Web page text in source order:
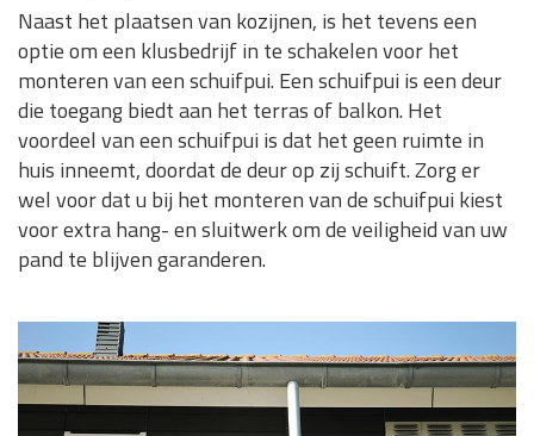
Naast het plaatsen van kozijnen, is het tevens een
optie om een klusbedrijf in te schakelen voor het
monteren van een schuifpui. Een schuifpui is een deur
die toegang biedt aan het terras of balkon. Het
voordeel van een schuifpui is dat het geen ruimte in
huis inneemt, doordat de deur op zij schuift. Zorg er
wel voor dat u bij het monteren van de schuifpui kiest
voor extra hang- en sluitwerk om de veiligheid van uw
pand te blijven garanderen.